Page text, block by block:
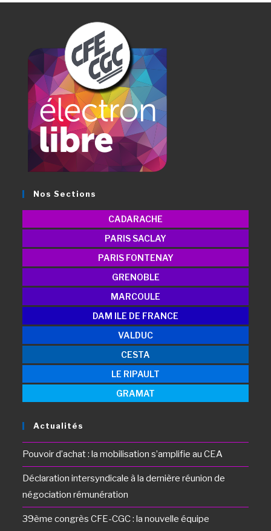
Nos Sections
CADARACHE
PARIS SACLAY
PARIS FONTENAY
GRENOBLE
MARCOULE
DAM ILE DE FRANCE
VALDUC
CESTA
LE RIPAULT
GRAMAT
Actualités
Pouvoir d’achat : la mobilisation s’amplifie au CEA
Déclaration intersyndicale à la dernière réunion de
négociation rémunération
39ème congrès CFE-CGC : la nouvelle équipe